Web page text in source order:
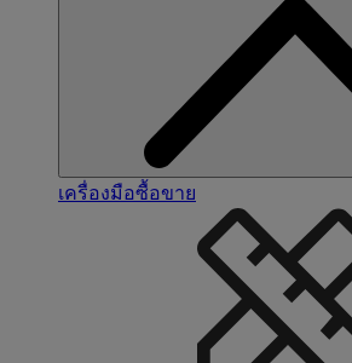
เครื่องมือซื้อขาย